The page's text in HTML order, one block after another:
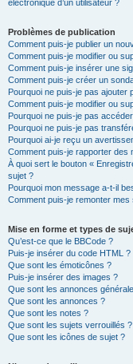
électronique d’un utilisateur ?
Problèmes de publication
Comment puis-je publier un
Comment puis-je modifier ou
Comment puis-je insérer une
Comment puis-je créer un
Pourquoi ne puis-je pas ajouter
Comment puis-je modifier ou
Pourquoi ne puis-je pas
Pourquoi ne puis-je pas
Pourquoi ai-je reçu un
Comment puis-je rapporter des
À quoi sert le bouton «
sujet ?
Pourquoi mon message a-t-il
Comment puis-je remonter mes
Mise en forme et types de
Qu’est-ce que le BBCode ?
Puis-je insérer du code HTML ?
Que sont les émoticônes ?
Puis-je insérer des images ?
Que sont les annonces
Que sont les annonces ?
Que sont les notes ?
Que sont les sujets verrouillés ?
Que sont les icônes de sujet ?